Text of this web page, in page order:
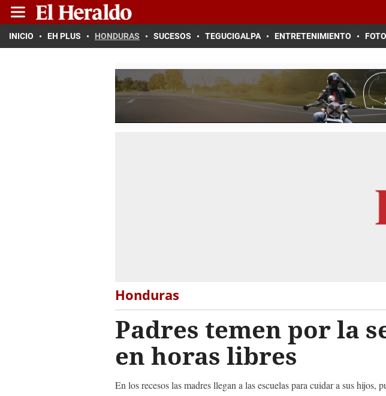
INICIO EH PLUS HONDURAS SUCESOS TEGUCIGALPA ENTRETENIMIENTO
Honduras
Padres temen por la
en horas libres
En los recesos las madres llegan a las escuelas para cuidar a sus hijos,